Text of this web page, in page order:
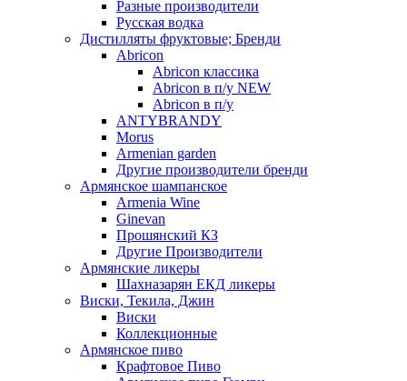
Разные производители
Русская водка
Дистилляты фруктовые; Бренди
Abricon
Abricon классика
Abricon в п/у NEW
Abricon в п/у
ANTYBRANDY
Morus
Armenian garden
Другие производители бренди
Армянское шампанское
Armenia Wine
Ginevan
Прошянский КЗ
Другие Производители
Армянские ликеры
Шахназарян ЕКД ликеры
Виски, Текила, Джин
Виски
Коллекционные
Армянское пиво
Крафтовое Пиво